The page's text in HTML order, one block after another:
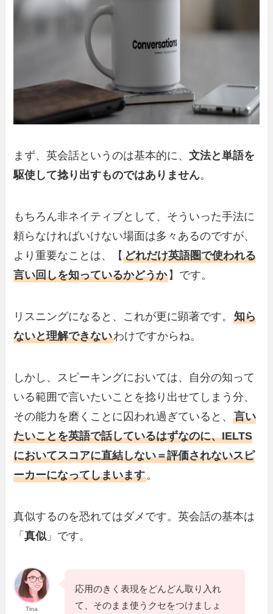
まず、英会話というのは基本的に、文法と単語を
駆使して捻り出すものではありません。
もちろん非ネイティブとして、そういった手法に
頼らなければいけない場面は多々あるのですが、
より重要なことは、【どれだけ英語圏で使われる
言い回しを知っているかどうか 】です。
リスニングになると、これが更に顕著です。知ら
ないと理解できないわけですからね。
しかし、スピーキングにおいては、自分の知って
いる範囲で言いたいことを捻り出せてしまう分、
その能力を磨くことに囚われ過ぎていると、言い
たいことを英語で話しているはずなのに、IELTS
においてスコアに直結しない＝評価されないスピ
ーカーになってしまいます。
真似するのを恐れてはダメです。英会話の基本は
「真似 」です。
Tina
応用のきく表現をどんどん取り入れ
て、そのまま使うクセをつけましょ